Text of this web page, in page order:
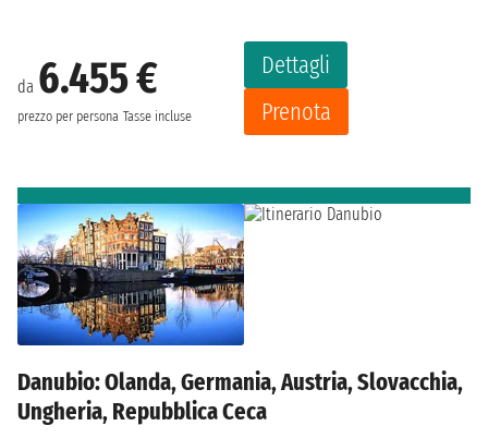
da 6.455 €
prezzo per persona Tasse incluse
Dettagli
Prenota
Danubio: Olanda, Germania, Austria, Slovacchia,
Ungheria, Repubblica Ceca